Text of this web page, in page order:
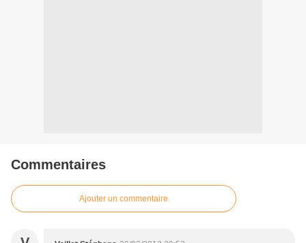
Commentaires
Ajouter un commentaire